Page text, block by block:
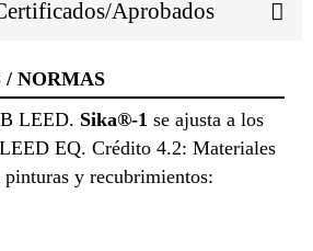
Aprobados
/ NORMAS
LEED. Sika®-1 se ajusta a los
EQ. Crédito 4.2: Materiales
y recubrimientos: